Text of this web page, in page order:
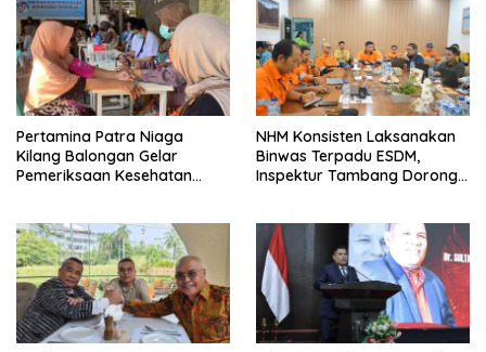
Perilaku Konsumen
Pertamina Patra Niaga
Kilang Balongan Gelar
Pemeriksaan Kesehatan
NHM Konsisten Laksanakan
Binwas Terpadu ESDM,
Inspektur Tambang Dorong